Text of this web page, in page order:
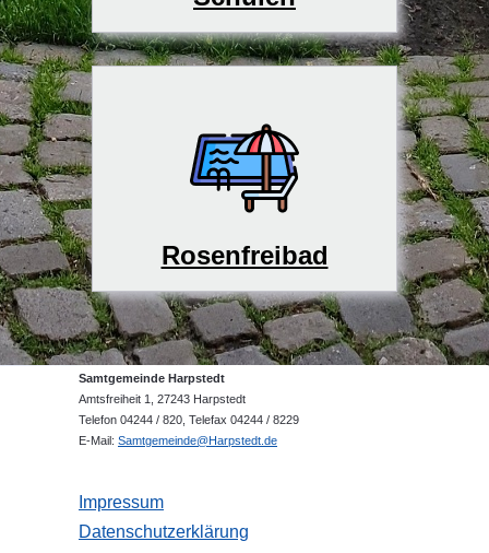
Rosenfreibad
Samtgemeinde Harpstedt
Amtsfreiheit 1, 27243 Harpstedt
Telefon 04244 / 820, Telefax 04244 / 8229
E-Mail: Samtgemeinde@Harpstedt.de
Impressum
Datenschutzerklärung